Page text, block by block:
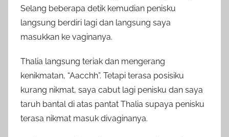
Selang beberapa detik kemudian penisku
langsung berdiri lagi dan langsung saya
masukkan ke vaginanya.
Thalia langsung teriak dan mengerang
kenikmatan, “Aacchh”. Tetapi terasa posisiku
kurang nikmat, saya cabut lagi penisku dan saya
taruh bantal di atas pantat Thalia supaya penisku
terasa nikmat masuk divaginanya.